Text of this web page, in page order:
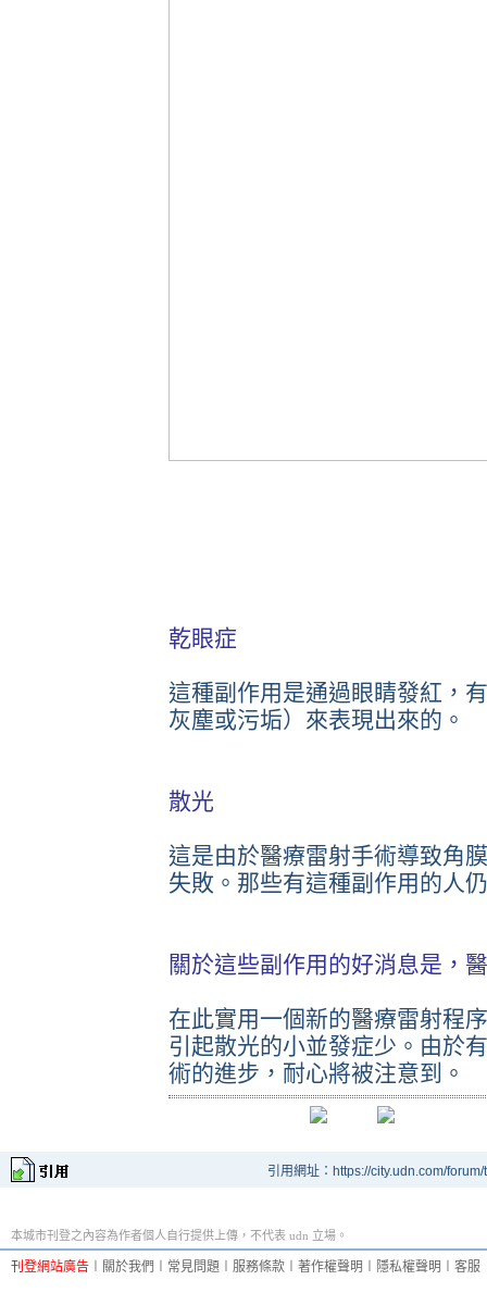
乾眼症
這種副作用是通過眼睛發紅，
灰塵或污垢）來表現出來的。
散光
這是由於醫療雷射手術導致角
失敗。那些有這種副作用的人
關於這些副作用的好消息是，
在此實用一個新的醫療雷射程
引起散光的小並發症少。由於
術的進步，耐心將被注意到。
引用網址：https://city.udn.com/
本城市刊登之內容為作者個人自行提供上傳，不代表 udn 立場。
刊登網站廣告 關於我們 常見問題 服務條款 著作權聲明 隱私權聲明 客服